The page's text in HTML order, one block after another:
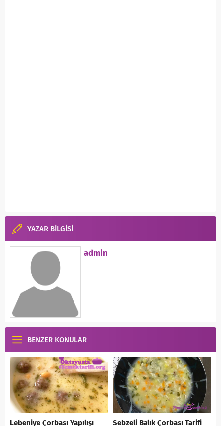
YAZAR BİLGİSİ
admin
BENZER KONULAR
Lebeniye Çorbası Yapılışı Sebzeli Balık Çorbası Tarifi